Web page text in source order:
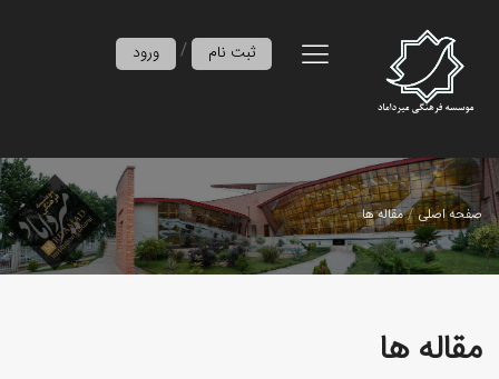
ورود / ثبت نام
صفحه اصلی مقاله ها
مقاله ها